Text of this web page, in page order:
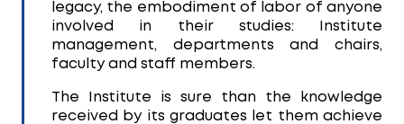
legacy, the embodiment of labor of anyone
involved in their studies: Institute
management, departments and chairs,
faculty and staff members.
The Institute is sure than the knowledge
received by its graduates let them achieve